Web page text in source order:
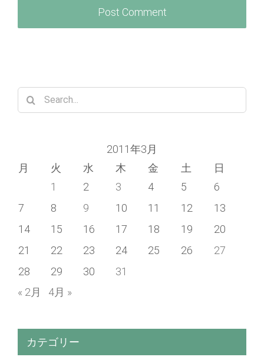
for:
木 金
1
2 3 4 5
6
8 9 10 11 12
13
14
15 16 17 18 19
20
21
22 23 24 25 26
27
28
29 30
31
« 2月
4月 »
カテゴリー